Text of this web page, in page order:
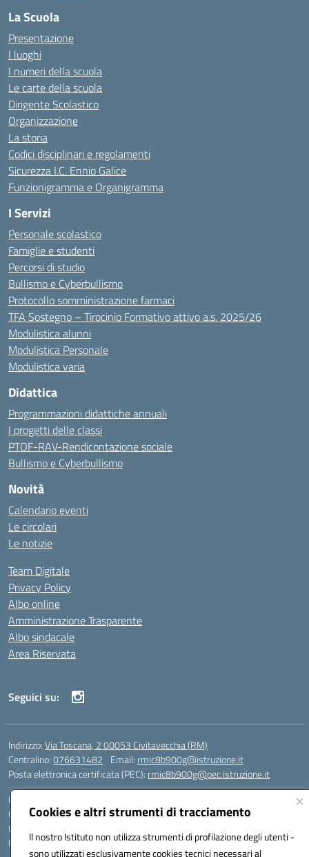
Cookies e altri strumenti di tracciamento
Il nostro Istituto non utilizza strumenti di profilazione degli utenti -
sono utilizzati esclusivamente cookies tecnici necessari al
La Scuola
Presentazione
I luoghi
I numeri della scuola
Le carte della scuola
Dirigente Scolastico
Organizzazione
La storia
Codici disciplinari e regolamenti
Sicurezza I.C. Ennio Galice
Funzionigramma e Organigramma
I Servizi
Personale scolastico
Famiglie e studenti
Percorsi di studio
Bullismo e Cyberbullismo
Protocollo somministrazione farmaci
TFA Sostegno – Tirocinio Formativo attivo a.s. 2025/26
Modulistica alunni
Modulistica Personale
Modulistica varia
Didattica
Programmazioni didattiche annuali
I progetti delle classi
PTOF-RAV-Rendicontazione sociale
Bullismo e Cyberbullismo
Novità
Calendario eventi
Le circolari
Le notizie
Team Digitale
Privacy Policy
Albo online
Amministrazione Trasparente
Albo sindacale
Area Riservata
Seguici su:
Indirizzo:Via Toscana, 2 00053 Civitavecchia (RM)
Centralino:076631482 Email: rmic8b900g@istruzione.it
Posta elettronica certificata (PEC): rmic8b900g@pec.istruzione.it
Codice fiscale: 91038380589
Codice meccanografico:RMIC8B900G
Codice Indice delle Pubbliche Amministrazioni (IPA): istsc_rmic8b900g
Codice unico di fatturazione (CUF): UFP4NO